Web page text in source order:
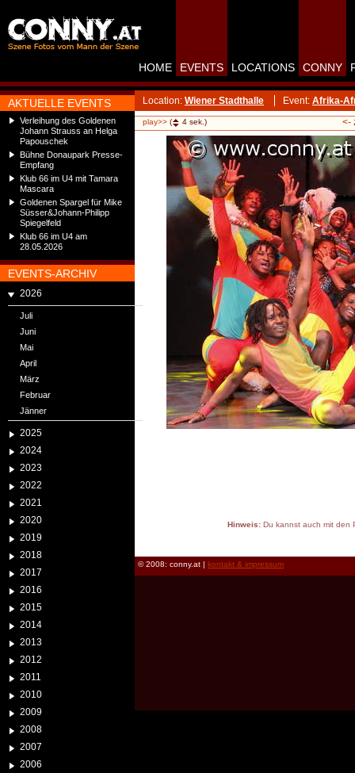
AKTUELLE EVENTS
Verleihung des Goldenen
Johann Strauss an Helga
Papouschek
Bühne Donaupark Presse-
Empfang
Klub 66 im U4 mit Tamara
Mascara
Goldenen Spargel für Mike
Süsser&Johann-Philipp
Spiegelfeld
Klub 66 im U4 am
28.05.2026
EVENTS-ARCHIV
2026
Juli
Juni
Mai
April
März
Februar
Jänner
2025
2024
2023
2022
2021
2020
2019
2018
2017
2016
2015
2014
2013
2012
2011
2010
2009
2008
2007
2006
HOME EVENTS LOCATIONS CONNY
Location: Wiener Stadthalle Event: Afrika-
play>> ( 4 sek.) <-
Hinweis:Du kannst auch mit den
© 2008: conny.at | kontakt & impressum